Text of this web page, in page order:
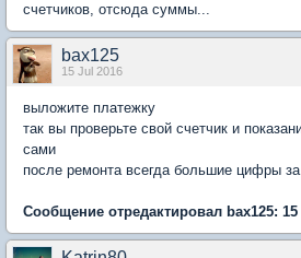
счетчиков, отсюда суммы...
bax125
15 Jul 2016
выложите платежку
так вы проверьте свой счетчик и
сами
после ремонта всегда большие цифры за
Сообщение отредактировал bax125: 15